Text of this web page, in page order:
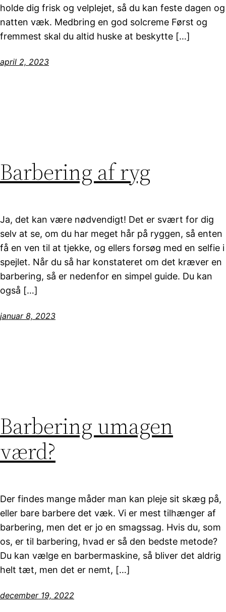
holde dig frisk og velplejet, så du kan feste dagen og
natten væk. Medbring en god solcreme Først og
fremmest skal du altid huske at beskytte […]
april 2, 2023
Barbering af ryg
Ja, det kan være nødvendigt! Det er svært for dig
selv at se, om du har meget hår på ryggen, så enten
få en ven til at tjekke, og ellers forsøg med en selfie i
spejlet. Når du så har konstateret om det kræver en
barbering, så er nedenfor en simpel guide. Du kan
også […]
januar 8, 2023
Barbering umagen
værd?
Der findes mange måder man kan pleje sit skæg på,
eller bare barbere det væk. Vi er mest tilhænger af
barbering, men det er jo en smagssag. Hvis du, som
os, er til barbering, hvad er så den bedste metode?
Du kan vælge en barbermaskine, så bliver det aldrig
helt tæt, men det er nemt, […]
december 19, 2022